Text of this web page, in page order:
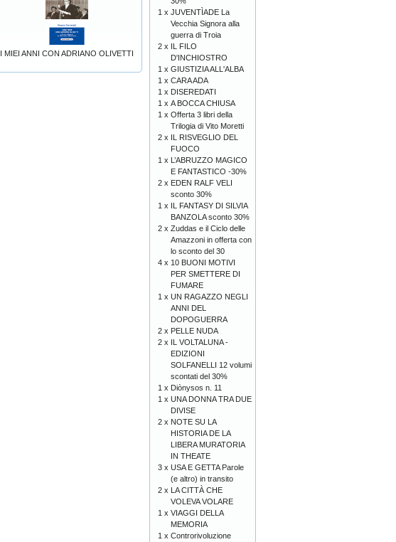
I MIEI ANNI CON ADRIANO OLIVETTI
1 x JUVENTÌADE La
Vecchia Signora alla
guerra di Troia
2 x IL FILO
D'INCHIOSTRO
1 x GIUSTIZIA ALL'ALBA
1 x CARA ADA
1 x DISEREDATI
1 x A BOCCA CHIUSA
1 x Offerta 3 libri della
Trilogia di Vito Moretti
2 x IL RISVEGLIO DEL
FUOCO
1 x L’ABRUZZO MAGICO
E FANTASTICO -30%
2 x EDEN RALF VELI
sconto 30%
1 x IL FANTASY DI SILVIA
BANZOLA sconto 30%
2 x Zuddas e il Ciclo delle
Amazzoni in offerta con
lo sconto del 30
4 x 10 BUONI MOTIVI
PER SMETTERE DI
FUMARE
1 x UN RAGAZZO NEGLI
ANNI DEL
DOPOGUERRA
2 x PELLE NUDA
2 x IL VOLTALUNA -
EDIZIONI
SOLFANELLI 12 volumi
scontati del 30%
1 x Diònysos n. 11
1 x UNA DONNA TRA DUE
DIVISE
2 x NOTE SU LA
HISTORIA DE LA
LIBERA MURATORIA
IN THEATE
3 x USA E GETTA Parole
(e altro) in transito
2 x LA CITTÀ CHE
VOLEVA VOLARE
1 x VIAGGI DELLA
MEMORIA
1 x Controrivoluzione